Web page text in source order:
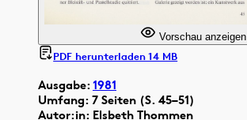
Ausgabe:1981
Umfang: 7 Seiten (S. 45–51)
Autor:in: Elsbeth Thommen
Vorschau anzeigen
PDF herunterladen 14 MB